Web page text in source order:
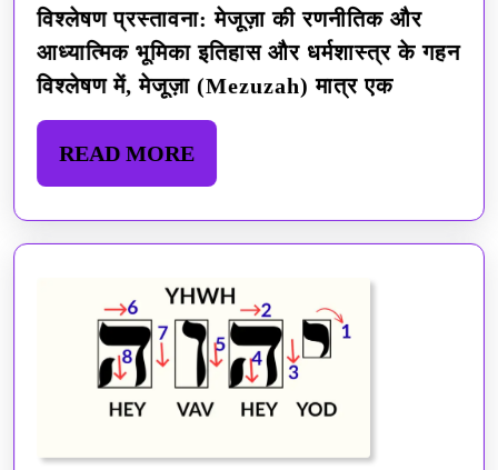
आध्यात्मिक
‘वापसी’
का
एक
गहन
विश्लेषण
1/4)
विश्लेषण प्रस्तावना: मेजूज़ा की रणनीतिक और
आध्यात्मिक भूमिका इतिहास और धर्मशास्त्र के गहन
विश्लेषण में, मेजूज़ा (Mezuzah) मात्र एक
READ MOREREAD
MORE